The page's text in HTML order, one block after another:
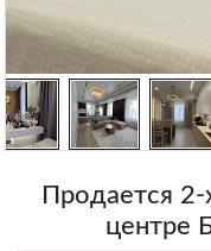
Продается 2-
центре